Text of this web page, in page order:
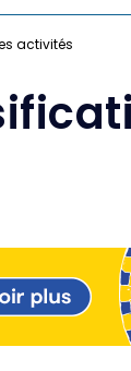
activités